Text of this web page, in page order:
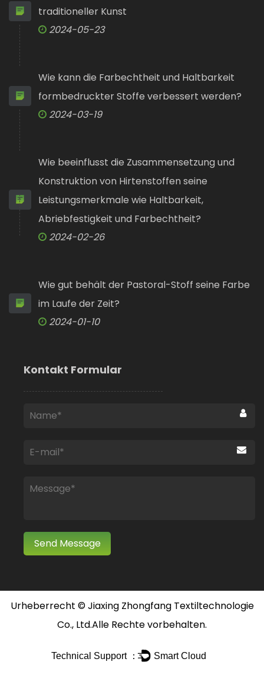
traditioneller Kunst
2024-05-23
Wie kann die Farbechtheit und Haltbarkeit
formbedruckter Stoffe verbessert werden?
2024-03-19
Wie beeinflusst die Zusammensetzung und
Konstruktion von Hirtenstoffen seine
Leistungsmerkmale wie Haltbarkeit,
Abriebfestigkeit und Farbechtheit?
2024-02-26
Wie gut behält der Pastoral-Stoff seine Farbe
im Laufe der Zeit?
2024-01-10
Kontakt Formular
Urheberrecht ©Jiaxing Zhongfang Textiltechnologie
Co., Ltd.Alle Rechte vorbehalten.
Technical Support ： Smart Cloud